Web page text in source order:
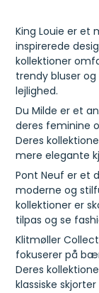
King Louie er
inspirerede
kollektioner
trendy bluser
lejlighed.
Du Milde er et
deres feminine
Deres
mere elegante
Pont Neuf er et
moderne og
kollektioner er
tilpas og se
Klitmøller
fokuserer på
Deres
klassiske